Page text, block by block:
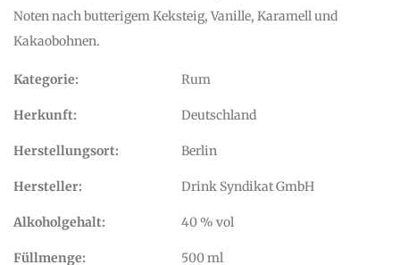
Noten nach butterigem Keksteig, Vanille, Karamell und
Kakaobohnen.
Kategorie: Rum
Herkunft: Deutschland
Herstellungsort: Berlin
Hersteller: Drink Syndikat GmbH
Alkoholgehalt: 40 % vol
Füllmenge: 500 ml